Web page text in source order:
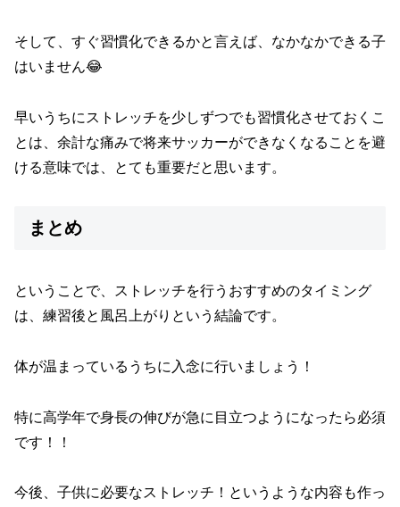
そして、すぐ習慣化できるかと言えば、なかなかできる子
はいません😂
早いうちにストレッチを少しずつでも習慣化させておくこ
とは、余計な痛みで将来サッカーができなくなることを避
ける意味では、とても重要だと思います。
まとめ
ということで、ストレッチを行うおすすめのタイミング
は、練習後と風呂上がりという結論です。
体が温まっているうちに入念に行いましょう！
特に高学年で身長の伸びが急に目立つようになったら必須
です！！
今後、子供に必要なストレッチ！というような内容も作っ